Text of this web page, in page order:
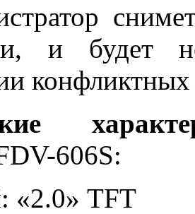
и будет
конфликтных
606S:
«2.0» TFT